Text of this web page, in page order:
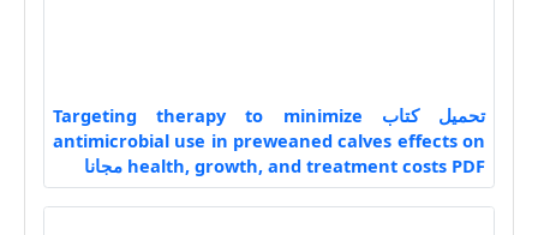
تحميل كتاب Targeting therapy to minimize
antimicrobial use in preweaned calves effects on
health, growth, and treatment costs PDF مجانا